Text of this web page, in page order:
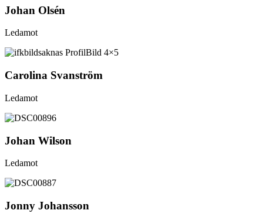
Johan Olsén
Ledamot
Carolina Svanström
Ledamot
Johan Wilson
Ledamot
Jonny Johansson